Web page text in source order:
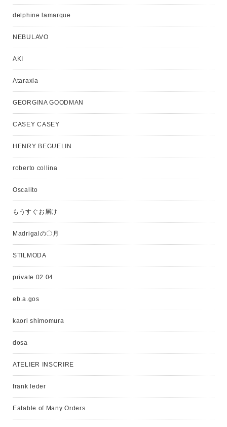
delphine lamarque
NEBULAVO
AKI
Ataraxia
GEORGINA GOODMAN
CASEY CASEY
HENRY BEGUELIN
roberto collina
Oscalito
もうすぐお届け
Madrigalの〇月
STILMODA
private 02 04
eb.a.gos
kaori shimomura
dosa
ATELIER INSCRIRE
frank leder
Eatable of Many Orders